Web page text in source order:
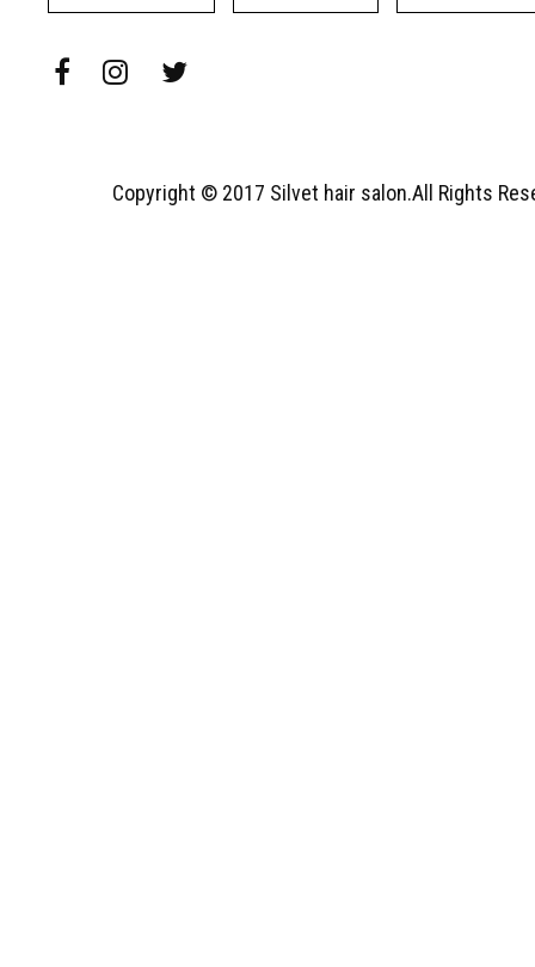
Copyright © 2017 Silvet hair salon.All Rights